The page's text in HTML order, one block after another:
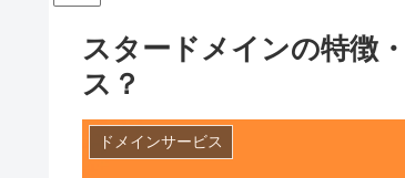
スタードメインの特徴
ス？
ドメインサービス